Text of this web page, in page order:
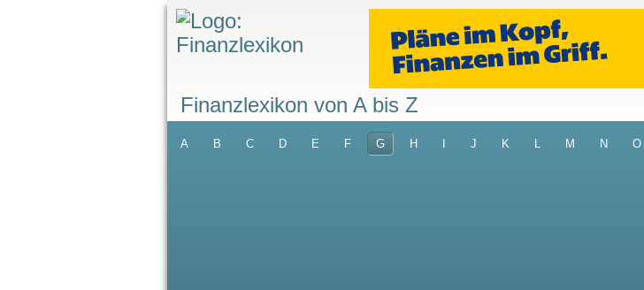
Finanzlexikon von A bis Z
A B C D E F G H J K L M N O